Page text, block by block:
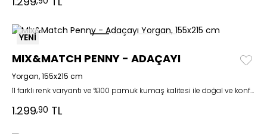
YENİ
MIX&MATCH PENNY - ADAÇAYI
Yorgan, 155x215 cm
11 farklı renk varyantı ve %100 pamuk kumaş kalitesi ile doğal ve konforlu bir şıklık
1.299,90 TL